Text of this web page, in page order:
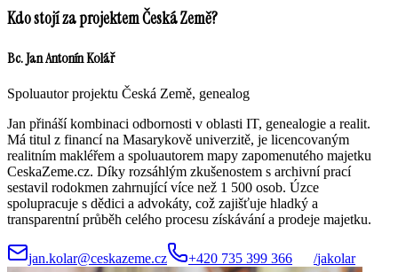
Kdo stojí za projektem Česká Země?
Bc. Jan Antonín Kolář
Spoluautor projektu Česká Země, genealog
Jan přináší kombinaci odbornosti v oblasti IT, genealogie a realit.
Má titul z financí na Masarykově univerzitě, je licencovaným
realitním makléřem a spoluautorem mapy zapomenutého majetku
CeskaZeme.cz. Díky rozsáhlým zkušenostem s archivní prací
sestavil rodokmen zahrnující více než 1 500 osob. Úzce
spolupracuje s dědici a advokáty, což zajišťuje hladký a
transparentní průběh celého procesu získávání a prodeje majetku.
jan.kolar@ceskazeme.cz +420 735 399 366 /jakolar